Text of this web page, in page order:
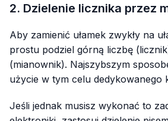
2. Dzielenie licznika przez
Aby zamienić ułamek zwykły na
prostu podziel górną liczbę
(mianownik). Najszybszym
użycie w tym celu dedykowanego
Jeśli jednak musisz wykonać to